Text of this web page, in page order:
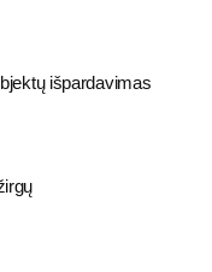
išpardavimas